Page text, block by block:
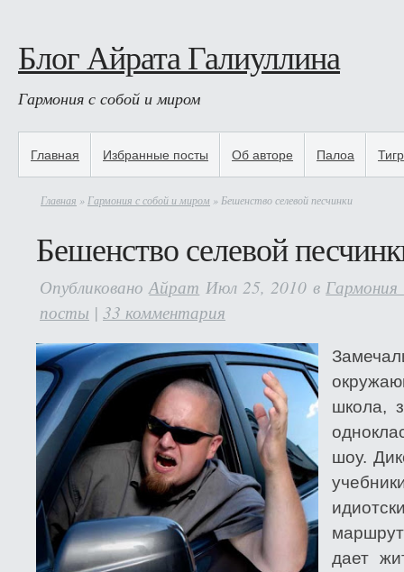
Блог Айрата Галиуллина
Гармония с собой и миром
Главная Избранные посты Об авторе Палоа
Главная » Гармония с собой и миром » Бешенство селевой песчинки
Бешенство селевой
ОпубликованоАйрат Июл 25, 2010 в
посты | 33 комментария
школа,
шоу.
дает